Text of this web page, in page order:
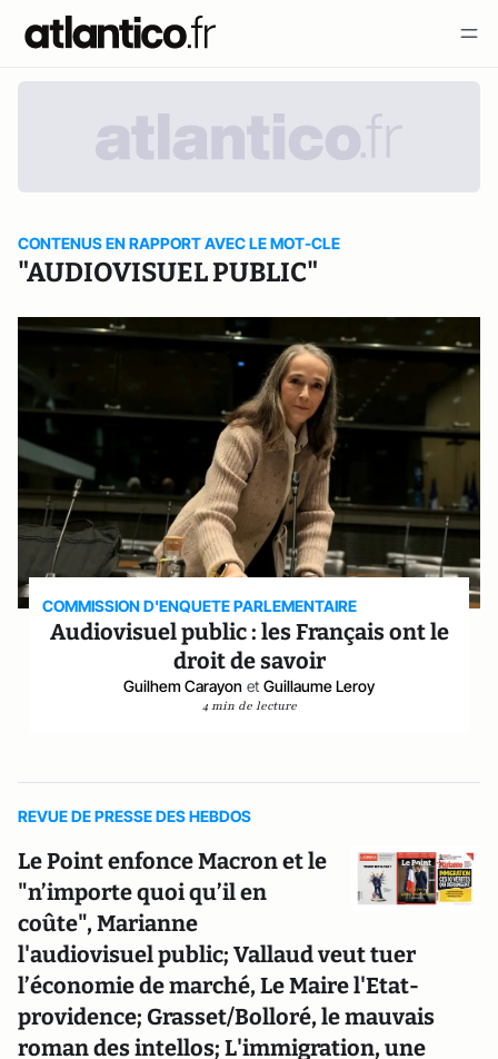
CONTENUS EN RAPPORT AVEC LE MOT-CLE
"AUDIOVISUEL PUBLIC"
COMMISSION D'ENQUETE PARLEMENTAIRE
Audiovisuel public : les Français ont le
droit de savoir
Guilhem Carayon et Guillaume Leroy
4 min de lecture
REVUE DE PRESSE DES HEBDOS
Le Point enfonce Macron et le
"n’importe quoi qu’il en
coûte", Marianne
l'audiovisuel public; Vallaud veut tuer
l’économie de marché, Le Maire l'Etat-
providence; Grasset/Bolloré, le mauvais
roman des intellos; L'immigration, une